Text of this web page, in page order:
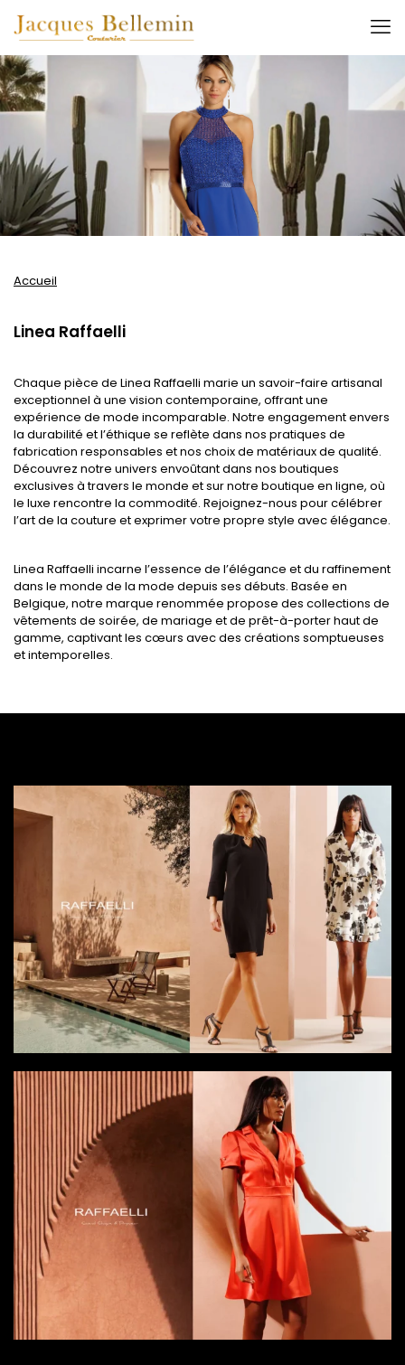
Accueil
Linea Raffaelli
Chaque pièce de Linea Raffaelli marie un savoir-faire artisanal
exceptionnel à une vision contemporaine, offrant une
expérience de mode incomparable. Notre engagement envers
la durabilité et l’éthique se reflète dans nos pratiques de
fabrication responsables et nos choix de matériaux de qualité.
Découvrez notre univers envoûtant dans nos boutiques
exclusives à travers le monde et sur notre boutique en ligne, où
le luxe rencontre la commodité. Rejoignez-nous pour célébrer
l’art de la couture et exprimer votre propre style avec élégance.
Linea Raffaelli incarne l’essence de l’élégance et du raffinement
dans le monde de la mode depuis ses débuts. Basée en
Belgique, notre marque renommée propose des collections de
vêtements de soirée, de mariage et de prêt-à-porter haut de
gamme, captivant les cœurs avec des créations somptueuses
et intemporelles.